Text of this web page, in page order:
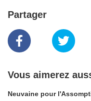
Partager
Vous aimerez
Neuvaine pour